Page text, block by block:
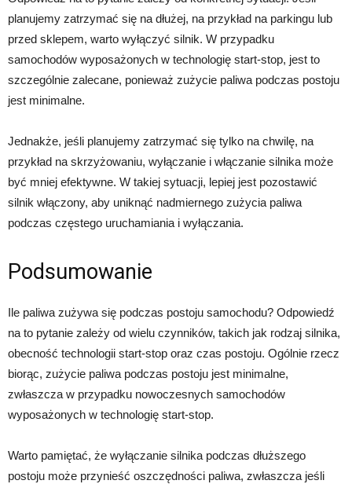
planujemy zatrzymać się na dłużej, na przykład na parkingu lub
przed sklepem, warto wyłączyć silnik. W przypadku
samochodów wyposażonych w technologię start-stop, jest to
szczególnie zalecane, ponieważ zużycie paliwa podczas postoju
jest minimalne.
Jednakże, jeśli planujemy zatrzymać się tylko na chwilę, na
przykład na skrzyżowaniu, wyłączanie i włączanie silnika może
być mniej efektywne. W takiej sytuacji, lepiej jest pozostawić
silnik włączony, aby uniknąć nadmiernego zużycia paliwa
podczas częstego uruchamiania i wyłączania.
Podsumowanie
Ile paliwa zużywa się podczas postoju samochodu? Odpowiedź
na to pytanie zależy od wielu czynników, takich jak rodzaj silnika,
obecność technologii start-stop oraz czas postoju. Ogólnie rzecz
biorąc, zużycie paliwa podczas postoju jest minimalne,
zwłaszcza w przypadku nowoczesnych samochodów
wyposażonych w technologię start-stop.
Warto pamiętać, że wyłączanie silnika podczas dłuższego
postoju może przynieść oszczędności paliwa, zwłaszcza jeśli